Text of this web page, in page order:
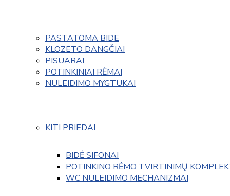
PASTATOMA BIDE
KLOZETO DANGČIAI
PISUARAI
POTINKINIAI RĖMAI
NULEIDIMO MYGTUKAI
KITI PRIEDAI
BIDĖ SIFONAI
POTINKINO RĖMO TVIRTINIMŲ
WC NULEIDIMO MECHANIZMAI